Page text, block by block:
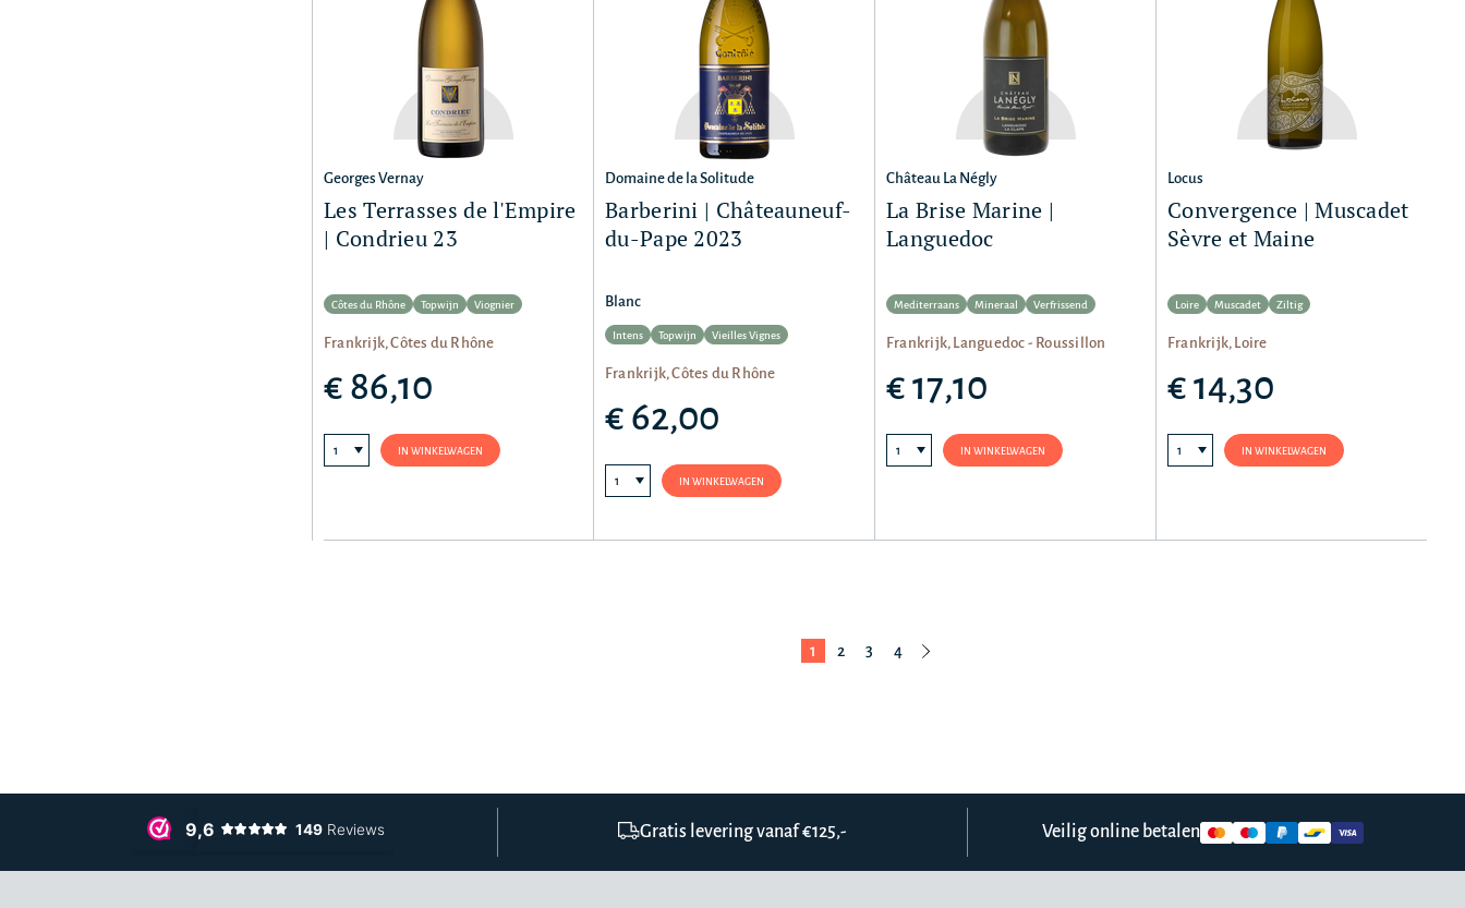
Georges Vernay
Les Terrasses de l'Empire
| Condrieu 23
Côtes du Rhône Topwijn Viognier
Frankrijk, Côtes du Rhône
€ 86,10
IN WINKELWAGEN
Domaine de la Solitude
Barberini | Châteauneuf-
du-Pape 2023
Blanc
Intens Topwijn Vieilles Vignes
Frankrijk, Côtes du Rhône
€ 62,00
IN WINKELWAGEN
Château La Négly
La Brise Marine |
Languedoc
Mediterraans Mineraal Verfrissend
Frankrijk, Languedoc - Roussillon
€ 17,10
IN WINKELWAGEN
Locus
Convergence | Muscadet
Sèvre et Maine
Loire Muscadet Ziltig
Frankrijk, Loire
€ 14,30
IN WINKELWAGEN
1 2 3 4
Gratis levering vanaf €125,- Veilig online betalen